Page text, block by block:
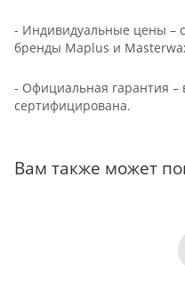
- Индивидуальные цены –
бренды Maplus и
- Официальная гарантия –
сертифицирована.
Вам также может